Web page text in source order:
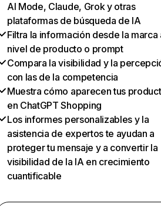
AI Mode, Claude, Grok y otras
plataformas de búsqueda de IA
Filtra la información desde la marca
nivel de producto o prompt
Compara la visibilidad y la
con las de la competencia
Muestra cómo aparecen tus
en ChatGPT Shopping
Los informes personalizables y la
asistencia de expertos te ayudan a
proteger tu mensaje y a convertir la
visibilidad de la IA en crecimiento
cuantificable